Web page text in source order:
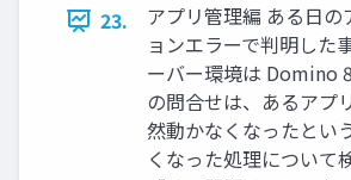
23.
アプリ管理編 ある日の
ョンエラーで判明した
ーバー環境は Domino
の問合せは、あるアプ
然動かなくなったとい
くなった処理について